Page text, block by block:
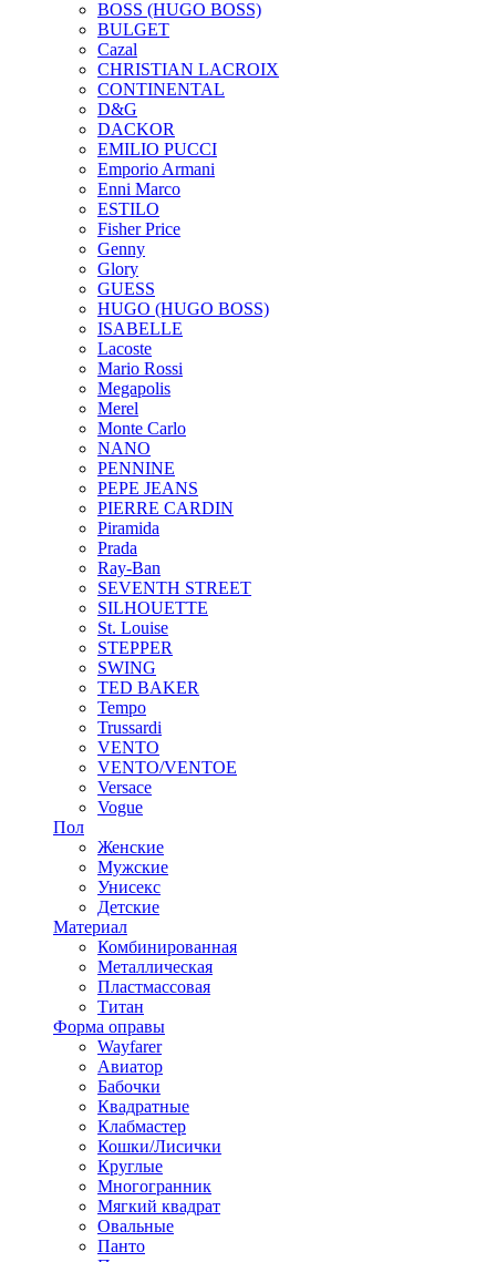
BOSS (HUGO BOSS)
BULGET
Cazal
CHRISTIAN LACROIX
CONTINENTAL
D&G
DACKOR
EMILIO PUCCI
Emporio Armani
Enni Marco
ESTILO
Fisher Price
Genny
Glory
GUESS
HUGO (HUGO BOSS)
ISABELLE
Lacoste
Mario Rossi
Megapolis
Merel
Monte Carlo
NANO
PENNINE
PEPE JEANS
PIERRE CARDIN
Piramida
Prada
Ray-Ban
SEVENTH STREET
SILHOUETTE
St. Louise
STEPPER
SWING
TED BAKER
Tempo
Trussardi
VENTO
VENTO/VENTOE
Versace
Vogue
Пол
Женские
Мужские
Унисекс
Детские
Материал
Комбинированная
Металлическая
Пластмассовая
Титан
Форма оправы
Wayfarer
Авиатор
Бабочки
Квадратные
Клабмастер
Кошки/Лисички
Круглые
Многогранник
Мягкий квадрат
Овальные
Панто